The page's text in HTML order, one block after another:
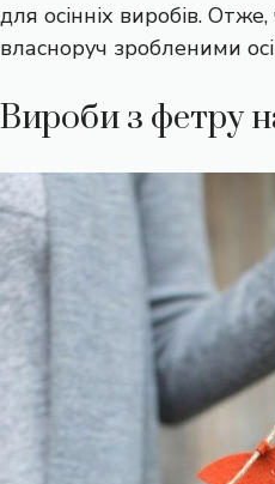
для осінніх виробів.
власноруч зробленими
Вироби з фетру